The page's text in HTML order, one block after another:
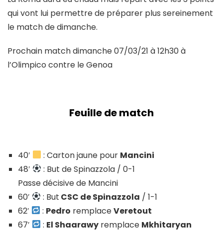
qui vont lui permettre de préparer plus sereinement
le match de dimanche.
Prochain match dimanche 07/03/21 à 12h30 à
l’Olimpico contre le Genoa
Feuille de match
40′ : Carton jaune pour Mancini
48′
: But de Spinazzola / 0-1
Passe décisive de Mancini
60′
: But CSC de Spinazzola / 1-1
62′
: Pedro remplaceVeretout
67′
: El Shaarawy remplace Mkhitaryan